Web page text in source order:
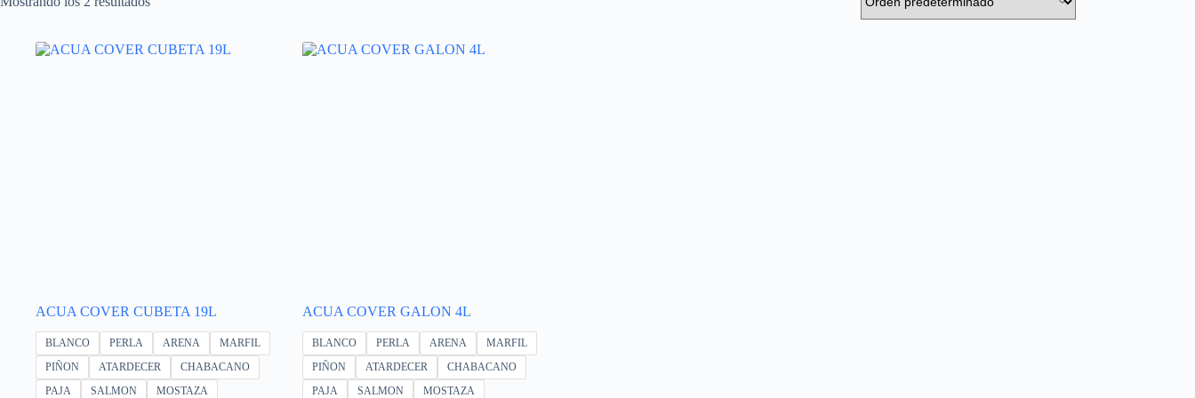
ACUA COVER CUBETA 19L
BLANCO PERLA ARENA
MARFIL
PIÑON
ATARDECER
CHABACANO
PAJA
SALMON MOSTAZA
ACUA COVER GALON 4L
BLANCO PERLA ARENA
MARFIL
PIÑON
ATARDECER
CHABACANO
PAJA
SALMON MOSTAZA